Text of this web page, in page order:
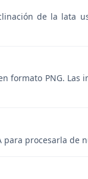
de la lata
formato PNG.
para procesarla